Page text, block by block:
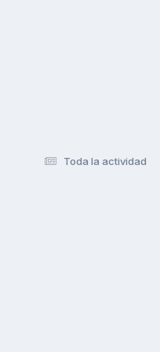
Toda la actividad